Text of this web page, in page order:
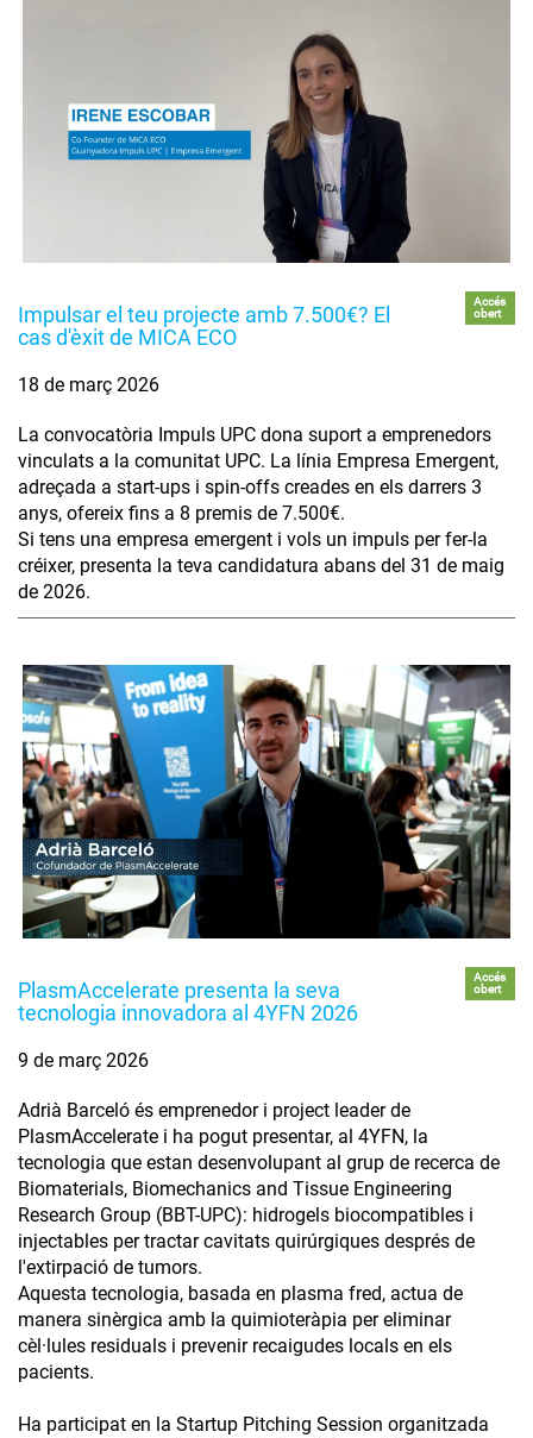
Impulsar el teu projecte amb 7.500€? El
cas d'èxit de MICA ECO
Accés
obert
18 de març 2026
La convocatòria Impuls UPC dona suport a emprenedors
vinculats a la comunitat UPC. La línia Empresa Emergent,
adreçada a start-ups i spin-offs creades en els darrers 3
anys, ofereix fins a 8 premis de 7.500€.
Si tens una empresa emergent i vols un impuls per fer-la
créixer, presenta la teva candidatura abans del 31 de maig
de 2026.
PlasmAccelerate presenta la seva
tecnologia innovadora al 4YFN 2026
Accés
obert
9 de març 2026
Adrià Barceló és emprenedor i project leader de
PlasmAccelerate i ha pogut presentar, al 4YFN, la
tecnologia que estan desenvolupant al grup de recerca de
Biomaterials, Biomechanics and Tissue Engineering
Research Group (BBT-UPC): hidrogels biocompatibles i
injectables per tractar cavitats quirúrgiques després de
l'extirpació de tumors.
Aquesta tecnologia, basada en plasma fred, actua de
manera sinèrgica amb la quimioteràpia per eliminar
cèl·lules residuals i prevenir recaigudes locals en els
pacients.
Ha participat en la Startup Pitching Session organitzada